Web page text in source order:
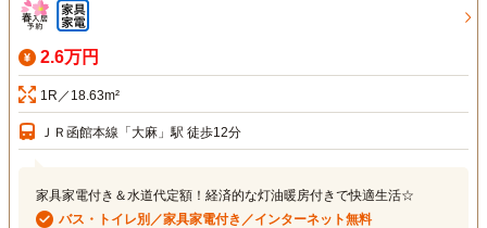
2.6万円
1R／18.63m²
ＪＲ函館本線「大麻」駅 徒歩12分
家具家電付き＆水道代定額！経済的な灯油暖房付きで快適生活☆
バス・トイレ別／家具家電付き／インターネット無料